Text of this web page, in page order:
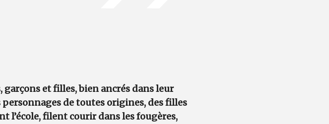
garçons et filles, bien ancrés dans leur
de toutes origines, des filles
l’école, filent courir dans les fougères,